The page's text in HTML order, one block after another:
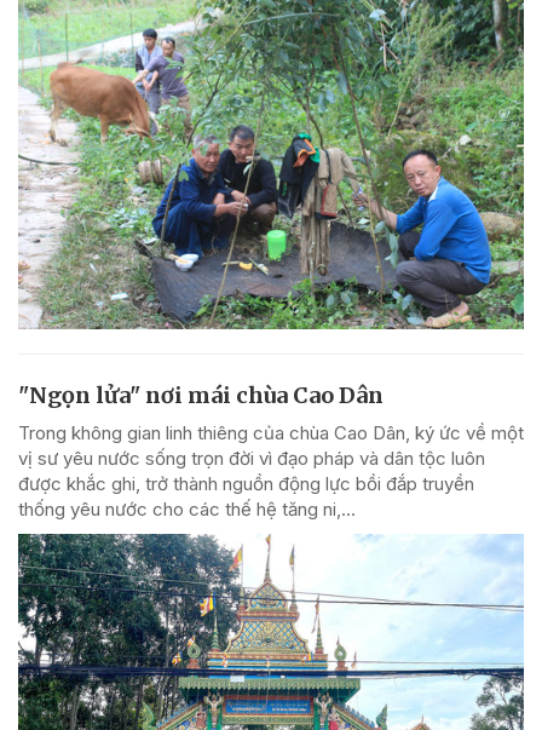
"Ngọn lửa" nơi mái chùa Cao Dân
Trong không gian linh thiêng của chùa Cao Dân, ký ức về một
vị sư yêu nước sống trọn đời vì đạo pháp và dân tộc luôn
được khắc ghi, trở thành nguồn động lực bồi đắp truyền
thống yêu nước cho các thế hệ tăng ni,...